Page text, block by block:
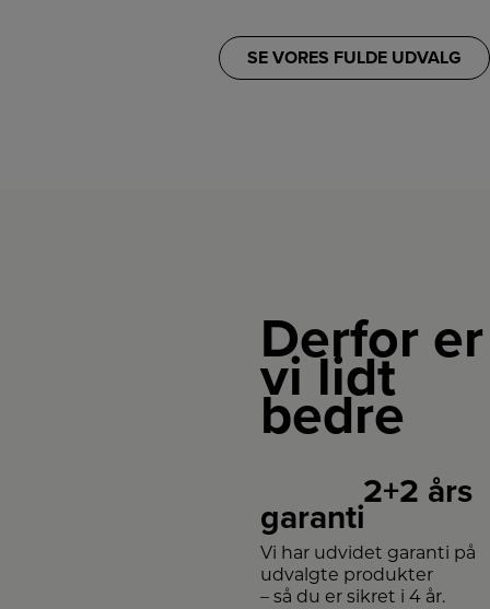
SE VORES FULDE UDVALG
Derfor er
vi lidt
bedre
2+2 års
garanti
Vi har udvidet garanti på
udvalgte produkter
– så du er sikret i 4 år.